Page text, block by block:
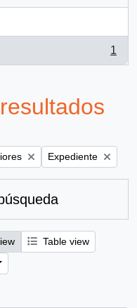
1
Remove filter:
Expediente
Table view